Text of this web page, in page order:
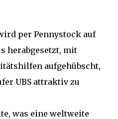
per Pennystock auf
herabgesetzt, mit
aufgehübscht,
UBS attraktiv zu
was eine weltweite